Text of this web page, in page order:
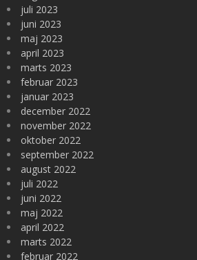
juli 2023
juni 2023
maj 2023
april 2023
marts 2023
februar 2023
januar 2023
december 2022
november 2022
oktober 2022
september 2022
august 2022
juli 2022
juni 2022
maj 2022
april 2022
marts 2022
februar 2022